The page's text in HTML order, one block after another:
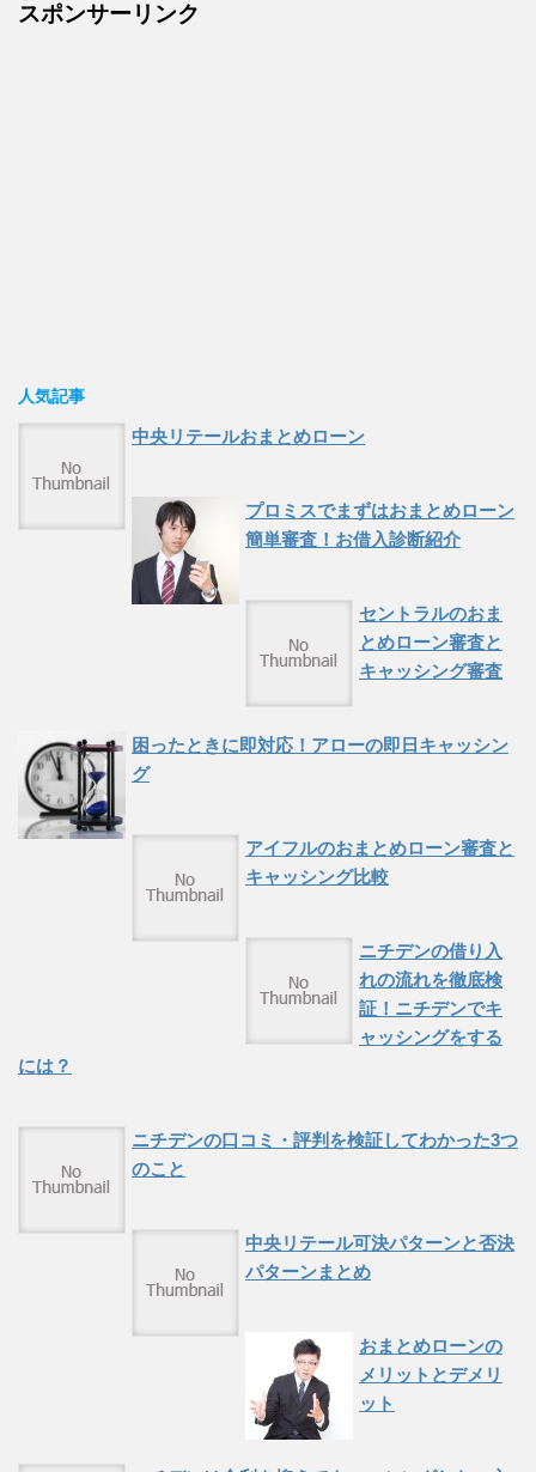
スポンサーリンク
人気記事
中央リテールおまとめローン
プロミスでまずはおまとめローン
簡単審査！お借入診断紹介
セントラルのおま
とめローン審査と
キャッシング審査
困ったときに即対応！アローの即日キャッシン
グ
アイフルのおまとめローン審査と
キャッシング比較
ニチデンの借り入
れの流れを徹底検
証！ニチデンでキ
ャッシングをする
には？
ニチデンの口コミ・評判を検証してわかった3つ
のこと
中央リテール可決パターンと否決
パターンまとめ
おまとめローンの
メリットとデメリ
ット